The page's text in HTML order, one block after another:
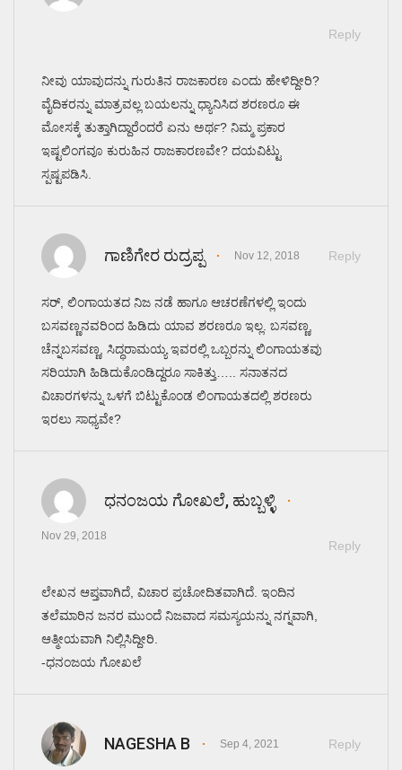
Reply
ನೀವು ಯಾವುದನ್ನು ಗುರುತಿನ ರಾಜಕಾರಣ ಎಂದು ಹೇಳಿದ್ದೀರಿ?
ವೈದಿಕರನ್ನು ಮಾತ್ರವಲ್ಲ ಬಯಲನ್ನು ಧ್ಯಾನಿಸಿದ ಶರಣರೂ ಈ
ಮೋಸಕ್ಕೆ ತುತ್ತಾಗಿದ್ದಾರೆಂದರೆ ಏನು ಅರ್ಥ? ನಿಮ್ಮ ಪ್ರಕಾರ
ಇಷ್ಟಲಿಂಗವೂ ಕುರುಹಿನ ರಾಜಕಾರಣವೇ? ದಯವಿಟ್ಟು
ಸ್ಪಷ್ಟಪಡಿಸಿ.
ಗಾಣಿಗೇರ ರುದ್ರಪ್ಪ Nov 12, 2018 Reply
ಸರ್, ಲಿಂಗಾಯತದ ನಿಜ ನಡೆ ಹಾಗೂ ಆಚರಣೆಗಳಲ್ಲಿ ಇಂದು
ಬಸವಣ್ಣನವರಿಂದ ಹಿಡಿದು ಯಾವ ಶರಣರೂ ಇಲ್ಲ. ಬಸವಣ್ಣ,
ಚೆನ್ನಬಸವಣ್ಣ, ಸಿದ್ಧರಾಮಯ್ಯ ಇವರಲ್ಲಿ ಒಬ್ಬರನ್ನು ಲಿಂಗಾಯತವು
ಸರಿಯಾಗಿ ಹಿಡಿದುಕೊಂಡಿದ್ದರೂ ಸಾಕಿತ್ತು….. ಸನಾತನದ
ವಿಚಾರಗಳನ್ನು ಒಳಗೆ ಬಿಟ್ಟುಕೊಂಡ ಲಿಂಗಾಯತದಲ್ಲಿ ಶರಣರು
ಇರಲು ಸಾಧ್ಯವೇ?
ಧನಂಜಯ ಗೋಖಲೆ, ಹುಬ್ಬಳ್ಳಿ
Nov 29, 2018
Reply
ಲೇಖನ ಆಪ್ತವಾಗಿದೆ, ವಿಚಾರ ಪ್ರಚೋದಿತವಾಗಿದೆ. ಇಂದಿನ
ತಲೆಮಾರಿನ ಜನರ ಮುಂದೆ ನಿಜವಾದ ಸಮಸ್ಯಯನ್ನು ನಗ್ನವಾಗಿ,
ಆತ್ಮೀಯವಾಗಿ ನಿಲ್ಲಿಸಿದ್ದೀರಿ.
-ಧನಂಜಯ ಗೋಖಲೆ
NAGESHA B Sep 4, 2021 Reply